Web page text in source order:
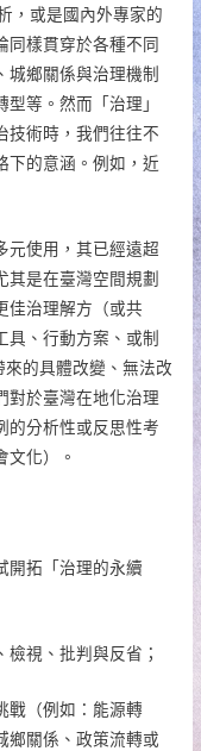
，或是國內外專家的
同樣貫穿於各種不同
城鄉關係與治理機制
等。然而「治理」
技術時，我們往往不
下的意涵。例如，近
元使用，其已經遠超
其是在臺灣空間規劃
佳治理解方（或共
具、行動方案、或制
的具體改變、無法改
對於臺灣在地化治理
的分析性或反思性考
文化）。
開拓「治理的永續
視、批判與反省；
戰（例如：能源轉
鄉關係、政策流轉或